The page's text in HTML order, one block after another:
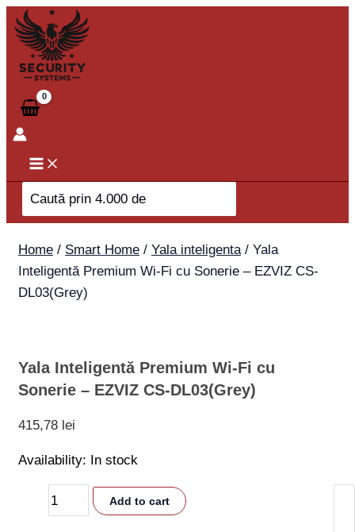
Skip
to
content
Search
for:
Home / Smart Home / Yala inteligenta/ Yala
Inteligentă Premium Wi-Fi cu Sonerie – EZVIZ CS-
DL03(Grey)
Yala Inteligentă Premium Wi-Fi cu
Sonerie – EZVIZ CS-DL03(Grey)
415,78 lei
Availability: In stock
Yala
Inteligentă
Premium
Wi-
Fi
cu
Sonerie
EZVIZ
CS-
DL03(Grey)
quantity
Add to cart